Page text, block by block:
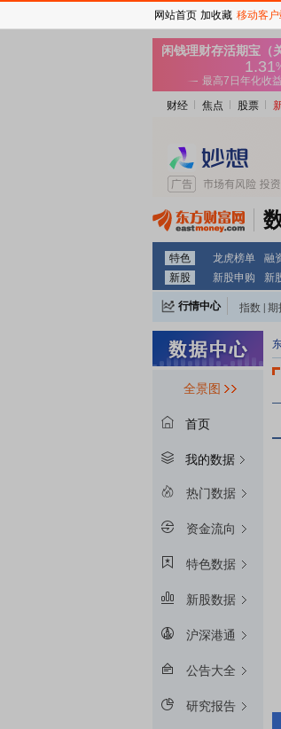
财经 焦点 股票
特色 龙虎榜单 融
新股
新股申购 新
行情中心 指数 期
全景图
首页
我的数据
热门数据
资金流向
特色数据
新股数据
沪深港通
公告大全
研究报告
网站首页 加收藏 移动客